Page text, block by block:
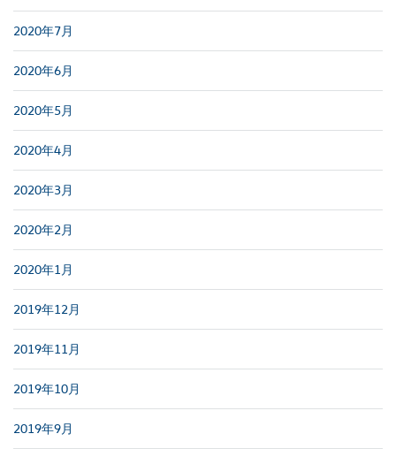
2020年7月
2020年6月
2020年5月
2020年4月
2020年3月
2020年2月
2020年1月
2019年12月
2019年11月
2019年10月
2019年9月